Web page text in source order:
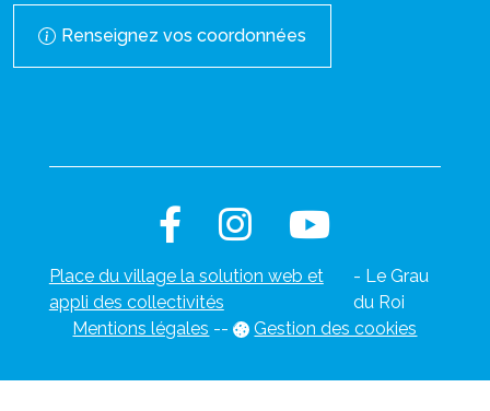
Renseignez vos coordonnées
Place du village la solution web et
appli des collectivités
- Le Grau
du Roi
Mentions légales -- Gestion des cookies